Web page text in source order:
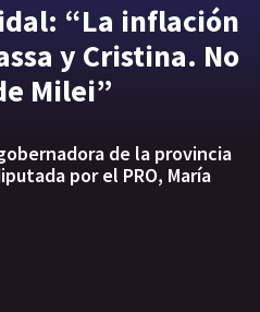
“La inflación
y Cristina. No
Milei”
de la provincia
por el PRO, María